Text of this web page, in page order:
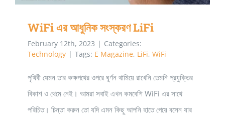
WiFi এর আধুনিক সংস্করণ LiFi
February 12th, 2023 | Categories:
Technology | Tags: E Magazine, LiFi, WiFi
পৃথিবী যেমন তার কক্ষপথের ওপরে ঘূর্ণন থামিয়ে রাখেনি তেমনি প্রযুক্তির
বিকাশ ও থেমে নেই। আমরা সবাই এখন কমবেশি WiFi এর সাথে
পরিচিত। চিন্তা করুন তো যদি এমন কিছু আপনি হাতে পেয়ে বসেন যার